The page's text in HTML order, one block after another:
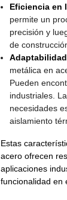
Eficiencia en
permite un
precisión y
de
metálica en
Pueden
industriales.
necesidades
aislamiento
Estas
acero ofrecen
aplicaciones
funcionalidad en